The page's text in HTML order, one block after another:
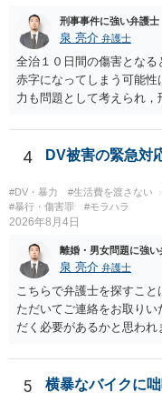
刑事事件に強い弁護士
泉 亮介 弁護士
全治１０日間の傷害とな
赤字になってしまう可能
力も問題として考えられ
う。
4 DV被害の緊急対
#DV・暴力 #生活費を渡さない
#暴行・傷害罪
#モラハラ
2026年8月4日
離婚・男女問題に強い
泉 亮介 弁護士
こちらで弁護士を探すこ
ただいてご連絡をお取り
だく必要があるかと思われ
5 横暴なバイクに